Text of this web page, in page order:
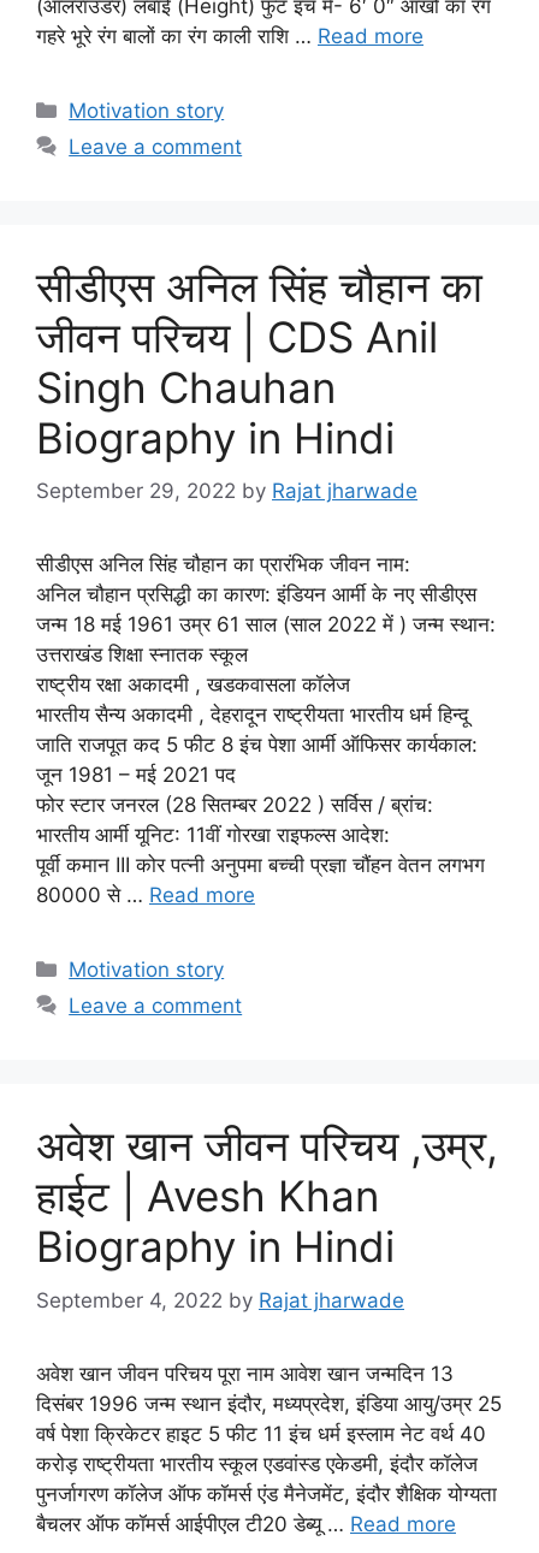
(ऑलराउंडर) लंबाई (Height) फुट इंच में- 6′ 0″ आंखो का रंग
गहरे भूरे रंग बालों का रंग काली राशि … Read more
Categories
Motivation story
Leave a comment
सीडीएस अनिल सिंह चौहान का
जीवन परिचय | CDS Anil
Singh Chauhan
Biography in Hindi
September 29, 2022 by Rajat jharwade
सीडीएस अनिल सिंह चौहान का प्रारंभिक जीवन नाम:
अनिल चौहान प्रसिद्धी का कारण: इंडियन आर्मी के नए सीडीएस
जन्म 18 मई 1961 उम्र 61 साल (साल 2022 में ) जन्म स्थान:
उत्तराखंड शिक्षा स्नातक स्कूल
राष्ट्रीय रक्षा अकादमी , खडकवासला कॉलेज
भारतीय सैन्य अकादमी , देहरादून राष्ट्रीयता भारतीय धर्म हिन्दू
जाति राजपूत कद 5 फीट 8 इंच पेशा आर्मी ऑफिसर कार्यकाल:
जून 1981 – मई 2021 पद
फोर स्टार जनरल (28 सितम्बर 2022 ) सर्विस / ब्रांच:
भारतीय आर्मी यूनिट: 11वीं गोरखा राइफल्स आदेश:
पूर्वी कमान III कोर पत्नी अनुपमा बच्ची प्रज्ञा चौंहन वेतन लगभग
80000 से … Read more
Categories
Motivation story
Leave a comment
अवेश खान जीवन परिचय ,उम्र,
हाईट | Avesh Khan
Biography in Hindi
September 4, 2022 by Rajat jharwade
अवेश खान जीवन परिचय पूरा नाम आवेश खान जन्मदिन 13
दिसंबर 1996 जन्म स्थान इंदौर, मध्यप्रदेश, इंडिया आयु/उम्र 25
वर्ष पेशा क्रिकेटर हाइट 5 फीट 11 इंच धर्म इस्लाम नेट वर्थ 40
करोड़ राष्ट्रीयता भारतीय स्कूल एडवांस्ड एकेडमी, इंदौर कॉलेज
पुनर्जागरण कॉलेज ऑफ कॉमर्स एंड मैनेजमेंट, इंदौर शैक्षिक योग्यता
बैचलर ऑफ कॉमर्स आईपीएल टी20 डेब्यू … Read more